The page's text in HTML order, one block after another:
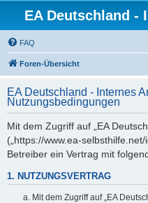
EA Deutschland -
FAQ
Foren-Übersicht
EA Deutschland - Internes
Nutzungsbedingungen
Mit dem Zugriff auf „EA
(„https://www.ea-
Betreiber ein Vertrag mit
1. NUTZUNGSVERTRAG
Mit dem Zugriff auf „EA